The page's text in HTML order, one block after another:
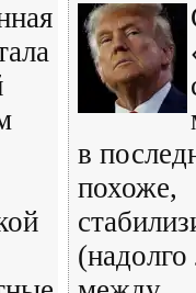
в
похоже,
(надолго